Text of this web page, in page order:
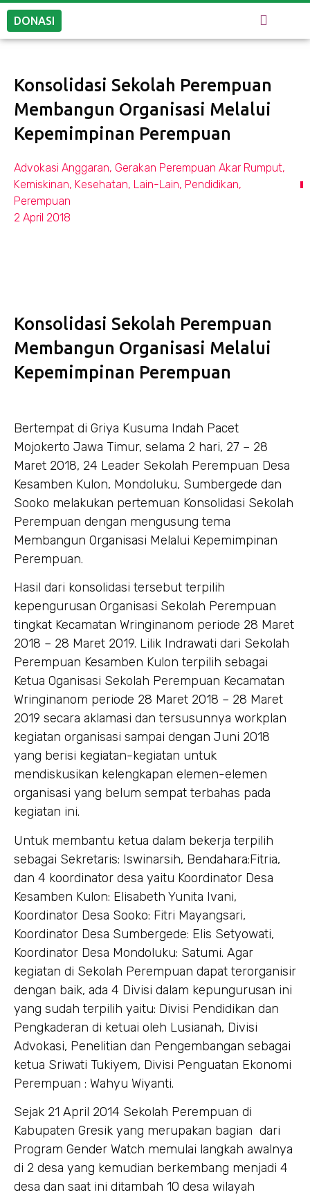
DONASI
Konsolidasi Sekolah Perempuan
Membangun Organisasi Melalui
Kepemimpinan Perempuan
Advokasi Anggaran, Gerakan Perempuan Akar Rumput,
Kemiskinan, Kesehatan, Lain-Lain, Pendidikan,
Perempuan
2 April 2018
Konsolidasi Sekolah Perempuan
Membangun Organisasi Melalui
Kepemimpinan Perempuan
Bertempat di Griya Kusuma Indah Pacet
Mojokerto Jawa Timur, selama 2 hari, 27 – 28
Maret 2018, 24 Leader Sekolah Perempuan Desa
Kesamben Kulon, Mondoluku, Sumbergede dan
Sooko melakukan pertemuan Konsolidasi Sekolah
Perempuan dengan mengusung tema
Membangun Organisasi Melalui Kepemimpinan
Perempuan.
Hasil dari konsolidasi tersebut terpilih
kepengurusan Organisasi Sekolah Perempuan
tingkat Kecamatan Wringinanom periode 28 Maret
2018 – 28 Maret 2019. Lilik Indrawati dari Sekolah
Perempuan Kesamben Kulon terpilih sebagai
Ketua Oganisasi Sekolah Perempuan Kecamatan
Wringinanom periode 28 Maret 2018 – 28 Maret
2019 secara aklamasi dan tersusunnya workplan
kegiatan organisasi sampai dengan Juni 2018
yang berisi kegiatan-kegiatan untuk
mendiskusikan kelengkapan elemen-elemen
organisasi yang belum sempat terbahas pada
kegiatan ini.
Untuk membantu ketua dalam bekerja terpilih
sebagai Sekretaris: Iswinarsih, Bendahara:Fitria,
dan 4 koordinator desa yaitu Koordinator Desa
Kesamben Kulon: Elisabeth Yunita Ivani,
Koordinator Desa Sooko: Fitri Mayangsari,
Koordinator Desa Sumbergede: Elis Setyowati,
Koordinator Desa Mondoluku: Satumi. Agar
kegiatan di Sekolah Perempuan dapat terorganisir
dengan baik, ada 4 Divisi dalam kepungurusan ini
yang sudah terpilih yaitu: Divisi Pendidikan dan
Pengkaderan di ketuai oleh Lusianah, Divisi
Advokasi, Penelitian dan Pengembangan sebagai
ketua Sriwati Tukiyem, Divisi Penguatan Ekonomi
Perempuan : Wahyu Wiyanti.
Sejak 21 April 2014 Sekolah Perempuan di
Kabupaten Gresik yang merupakan bagian dari
Program Gender Watch memulai langkah awalnya
di 2 desa yang kemudian berkembang menjadi 4
desa dan saat ini ditambah 10 desa wilayah